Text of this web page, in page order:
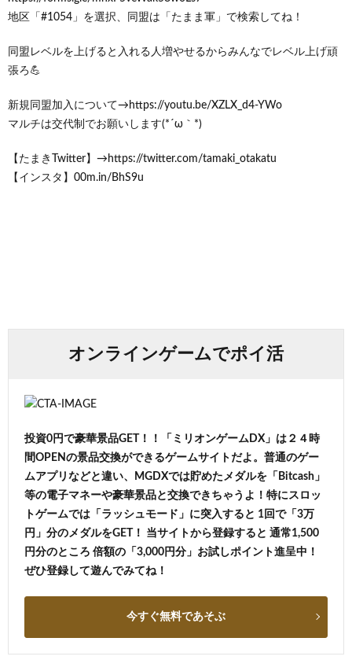
地区「#1054」を選択、同盟は「たまま軍」で検索してね！
同盟レベルを上げると入れる人増やせるからみんなでレベル上げ頑
張ろ💪
新規同盟加入について→https://youtu.be/XZLX_d4-YWo
マルチは交代制でお願いします(*´ω｀*)
【たまきTwitter】→https://twitter.com/tamaki_otakatu
【インスタ】00m.in/BhS9u
オンラインゲームでポイ活
投資0円で豪華景品GET！！「ミリオンゲームDX」は２４時
間OPENの景品交換ができるゲームサイトだよ。普通のゲー
ムアプリなどと違い、MGDXでは貯めたメダルを「Bitcash」
等の電子マネーや豪華景品と交換できちゃうよ！特にスロッ
トゲームでは「ラッシュモード」に突入すると 1回で「3万
円」分のメダルをGET！ 当サイトから登録すると 通常1,500
円分のところ 倍額の「3,000円分」お試しポイント進呈中！
ぜひ登録して遊んでみてね！
今すぐ無料であそぶ